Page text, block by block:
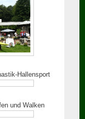
Hallensport
und Walken